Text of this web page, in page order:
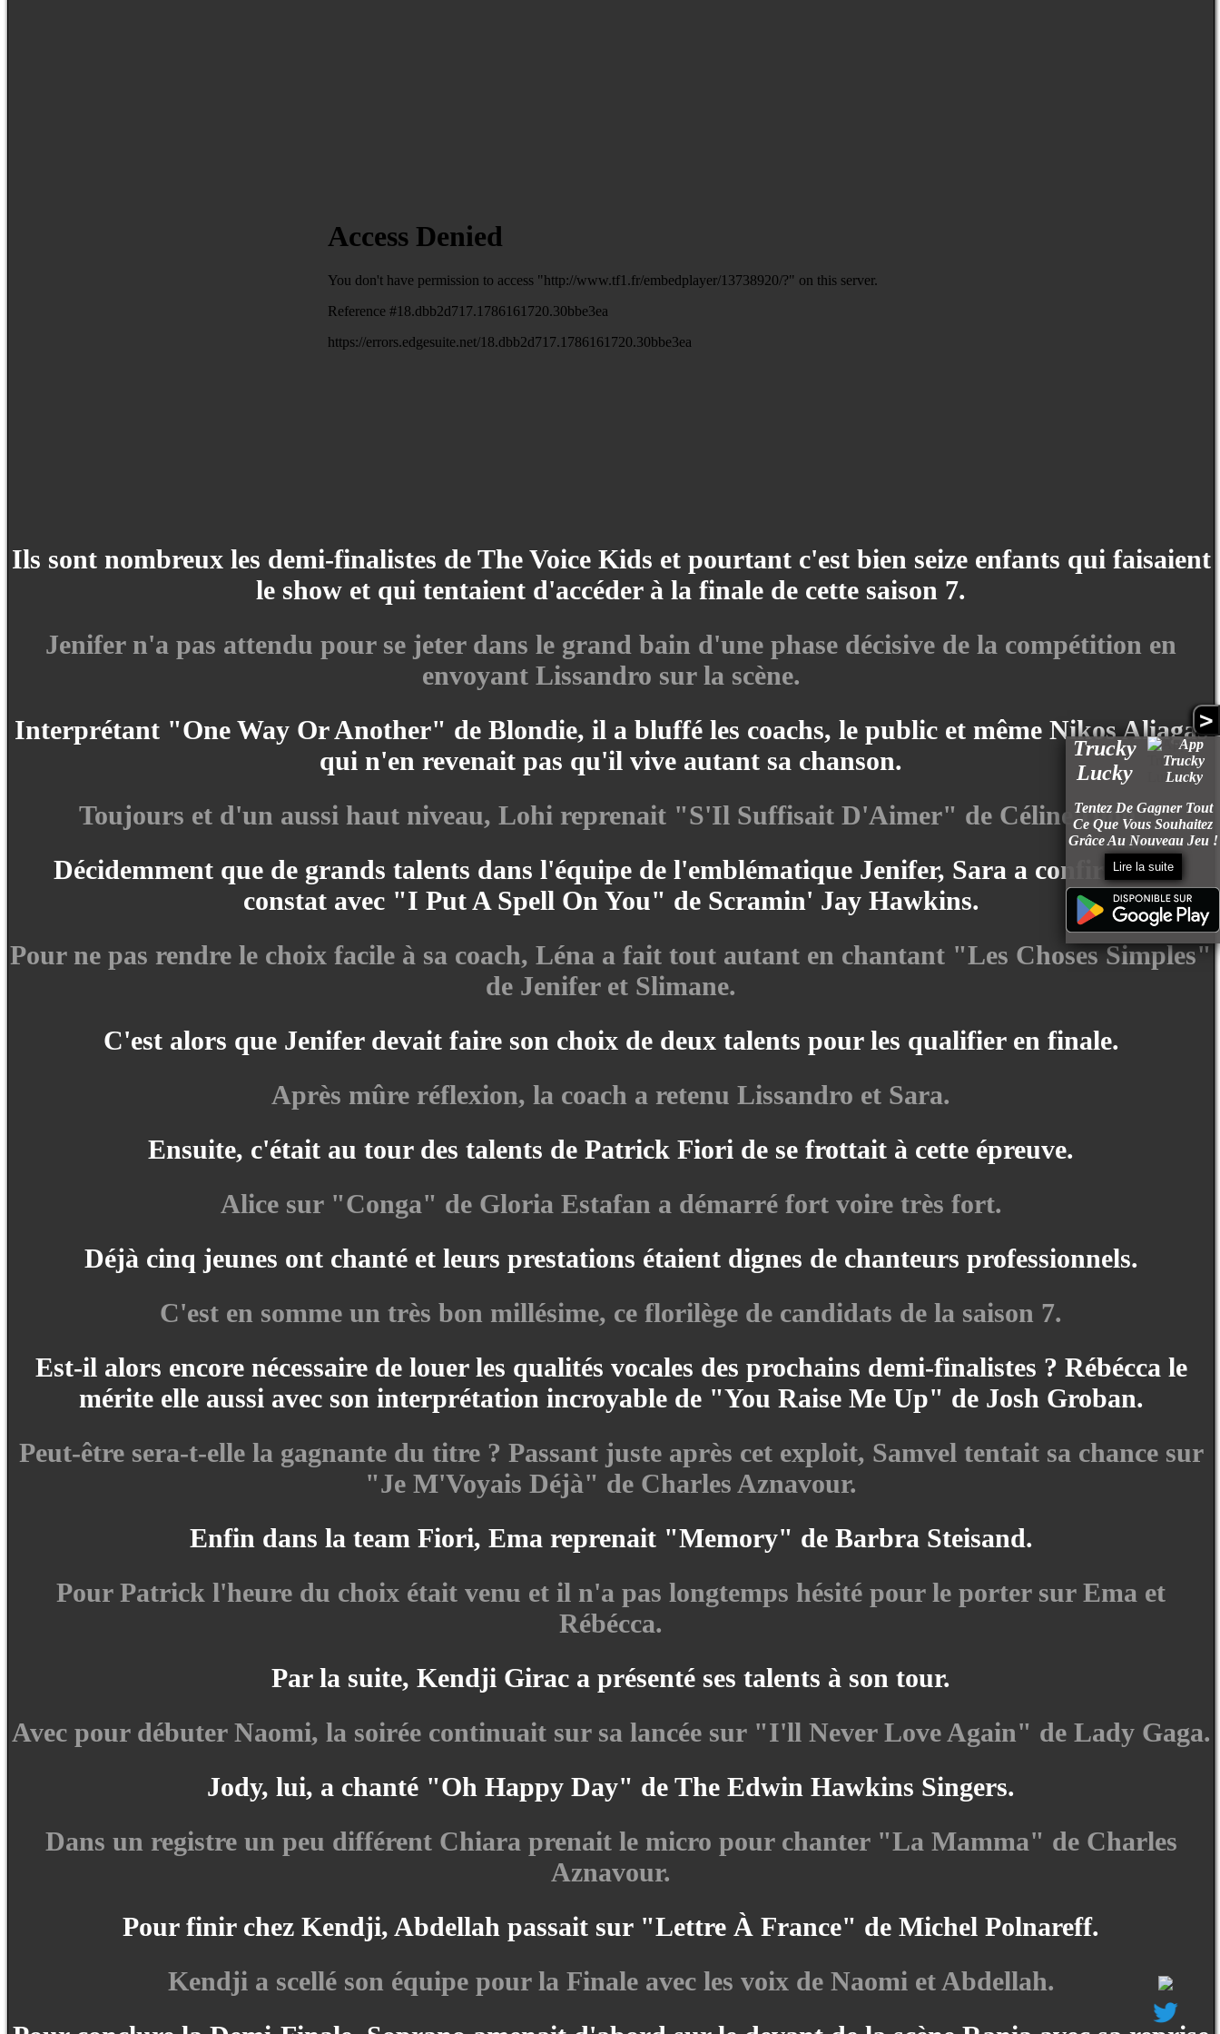
>
Trucky
Lucky
Tentez De Gagner Tout
Ce Que Vous Souhaitez
Grâce Au Nouveau Jeu !
Lire la suite
Ils sont nombreux les demi-finalistes de The Voice Kids et pourtant c'est bien seize enfants qui faisaient
le show et qui tentaient d'accéder à la finale de cette saison 7.
Jenifer n'a pas attendu pour se jeter dans le grand bain d'une phase décisive de la compétition en
envoyant Lissandro sur la scène.
Interprétant "One Way Or Another" de Blondie, il a bluffé les coachs, le public et même Nikos Aliagas
qui n'en revenait pas qu'il vive autant sa chanson.
Toujours et d'un aussi haut niveau, Lohi reprenait "S'Il Suffisait D'Aimer" de Céline Dion.
Décidemment que de grands talents dans l'équipe de l'emblématique Jenifer, Sara a confirmé ce
constat avec "I Put A Spell On You" de Scramin' Jay Hawkins.
Pour ne pas rendre le choix facile à sa coach, Léna a fait tout autant en chantant "Les Choses Simples"
de Jenifer et Slimane.
C'est alors que Jenifer devait faire son choix de deux talents pour les qualifier en finale.
Après mûre réflexion, la coach a retenu Lissandro et Sara.
Ensuite, c'était au tour des talents de Patrick Fiori de se frottait à cette épreuve.
Alice sur "Conga" de Gloria Estafan a démarré fort voire très fort.
Déjà cinq jeunes ont chanté et leurs prestations étaient dignes de chanteurs professionnels.
C'est en somme un très bon millésime, ce florilège de candidats de la saison 7.
Est-il alors encore nécessaire de louer les qualités vocales des prochains demi-finalistes ? Rébécca le
mérite elle aussi avec son interprétation incroyable de "You Raise Me Up" de Josh Groban.
Peut-être sera-t-elle la gagnante du titre ? Passant juste après cet exploit, Samvel tentait sa chance sur
"Je M'Voyais Déjà" de Charles Aznavour.
Enfin dans la team Fiori, Ema reprenait "Memory" de Barbra Steisand.
Pour Patrick l'heure du choix était venu et il n'a pas longtemps hésité pour le porter sur Ema et
Rébécca.
Par la suite, Kendji Girac a présenté ses talents à son tour.
Avec pour débuter Naomi, la soirée continuait sur sa lancée sur "I'll Never Love Again" de Lady Gaga.
Jody, lui, a chanté "Oh Happy Day" de The Edwin Hawkins Singers.
Dans un registre un peu différent Chiara prenait le micro pour chanter "La Mamma" de Charles
Aznavour.
Pour finir chez Kendji, Abdellah passait sur "Lettre À France" de Michel Polnareff.
Kendji a scellé son équipe pour la Finale avec les voix de Naomi et Abdellah.